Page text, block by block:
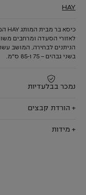
HAY
לאזורי הסעדה ומרחבים
הניתנים לבחירה, המושב
בשני גבהים – 75 ו-85 ס"מ.
נמכר בבלעדיות
+ הורדת קבצים
+ מידות